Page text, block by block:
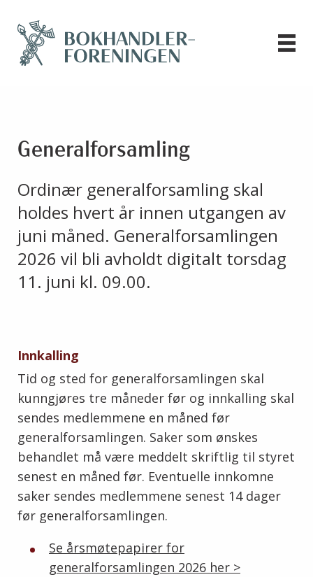
Generalforsamling
Ordinær generalforsamling skal
holdes hvert år innen utgangen av
juni måned. Generalforsamlingen
2026 vil bli avholdt digitalt torsdag
11. juni kl. 09.00.
Innkalling
Tid og sted for generalforsamlingen skal
kunngjøres tre måneder før og innkalling skal
sendes medlemmene en måned før
generalforsamlingen. Saker som ønskes
behandlet må være meddelt skriftlig til styret
senest en måned før. Eventuelle innkomne
saker sendes medlemmene senest 14 dager
før generalforsamlingen.
Se årsmøtepapirer for
generalforsamlingen 2026 her >